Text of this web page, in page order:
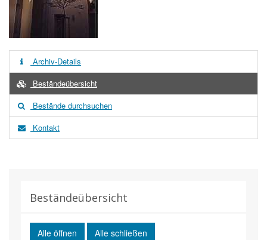
Archiv-Details
Beständeübersicht
Bestände durchsuchen
Kontakt
Beständeübersicht
Alle öffnen Alle schließen